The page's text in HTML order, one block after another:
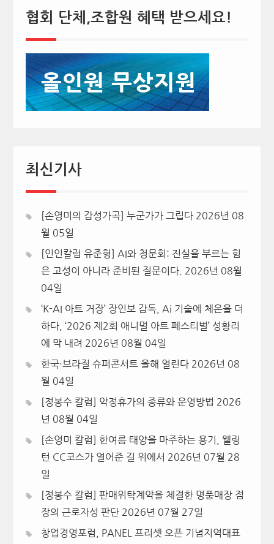
협회 단체,조합원 혜택 받으세요!
최신기사
[손영미의 감성가곡] 누군가가 그립다 2026년 08
월 05일
[인인칼럼 유준형] AI와 청문회: 진실을 부르는 힘
은 고성이 아니라 준비된 질문이다.
2026년 08월
04일
‘K-AI 아트 거장’ 장인보 감독, Ai 기술에 체온을 더
하다, ‘2026 제2회 애니멀 아트 페스티벌’ 성황리
에 막 내려 2026년 08월 04일
한국·브라질 슈퍼콘서트 올해 열린다 2026년 08
월 04일
[정봉수 칼럼] 약정휴가의 종류와 운영방법 2026
년 08월 04일
[손영미 칼럼] 한여름 태양을 마주하는 용기, 웰링
턴 CC코스가 열어준 길 위에서 2026년 07월 28
일
[정봉수 칼럼] 판매위탁계약을 체결한 명품매장 점
장의 근로자성 판단 2026년 07월 27일
창업경영포럼, PANEL 프리셋 오픈 기념지역대표